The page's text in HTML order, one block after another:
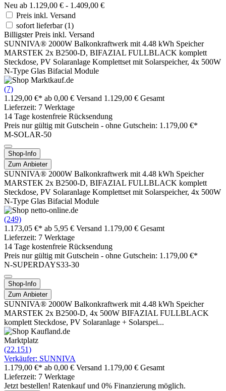
Neu ab 1.129,00 € - 1.409,00 €
Preis inkl. Versand
sofort lieferbar(1)
Billigster Preis inkl. Versand
SUNNIVA® 2000W Balkonkraftwerk mit 4.48 kWh Speicher
MARSTEK 2x B2500-D, BIFAZIAL FULLBLACK komplett
Steckdose, PV Solaranlage Komplettset mit Solarspeicher, 4x 500W
N-Type Glas Bifacial Module
(7)
1.129,00 €* ab 0,00 € Versand 1.129,00 € Gesamt
Lieferzeit: 7 Werktage
14 Tage kostenfreie Rücksendung
Preis nur gültig mit Gutschein - ohne Gutschein: 1.179,00 €*
M-SOLAR-50
Shop-Info
Zum Anbieter
SUNNIVA® 2000W Balkonkraftwerk mit 4.48 kWh Speicher
MARSTEK 2x B2500-D, BIFAZIAL FULLBLACK komplett
Steckdose, PV Solaranlage Komplettset mit Solarspeicher, 4x 500W
N-Type Glas Bifacial Module
(249)
1.173,05 €* ab 5,95 € Versand 1.179,00 € Gesamt
Lieferzeit: 7 Werktage
14 Tage kostenfreie Rücksendung
Preis nur gültig mit Gutschein - ohne Gutschein: 1.179,00 €*
N-SUPERDAYS33-30
Shop-Info
Zum Anbieter
SUNNIVA® 2000W Balkonkraftwerk mit 4.48 kWh Speicher
MARSTEK 2x B2500-D, 4x 500W BIFAZIAL FULLBLACK
komplett Steckdose, PV Solaranlage + Solarspei...
Marktplatz
(22.151)
Verkäufer: SUNNIVA
1.179,00 €* ab 0,00 € Versand 1.179,00 € Gesamt
Lieferzeit: 7 Werktage
Jetzt bestellen! Ratenkauf und 0% Finanzierung möglich.